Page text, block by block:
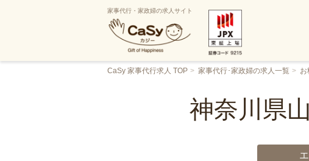
家事代行・家政婦の求人サイト
CaSy 家事代行求人 TOP 家事代行･家政婦の求人一覧 お
神奈川県